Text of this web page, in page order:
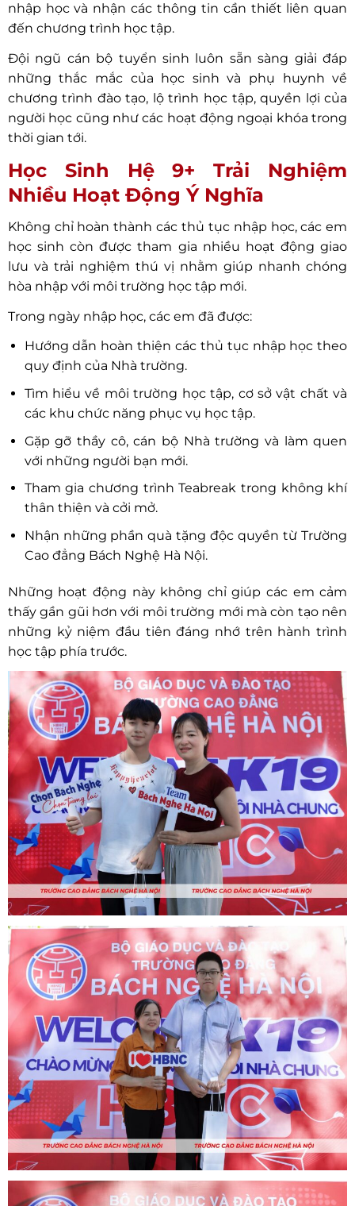
nhập học và nhận các thông tin cần thiết liên quan
đến chương trình học tập.
Đội ngũ cán bộ tuyển sinh luôn sẵn sàng giải đáp
những thắc mắc của học sinh và phụ huynh về
chương trình đào tạo, lộ trình học tập, quyền lợi của
người học cũng như các hoạt động ngoại khóa trong
thời gian tới.
Học Sinh Hệ 9+ Trải Nghiệm
Nhiều Hoạt Động Ý Nghĩa
Không chỉ hoàn thành các thủ tục nhập học, các em
học sinh còn được tham gia nhiều hoạt động giao
lưu và trải nghiệm thú vị nhằm giúp nhanh chóng
hòa nhập với môi trường học tập mới.
Trong ngày nhập học, các em đã được:
Hướng dẫn hoàn thiện các thủ tục nhập học theo
quy định của Nhà trường.
Tìm hiểu về môi trường học tập, cơ sở vật chất và
các khu chức năng phục vụ học tập.
Gặp gỡ thầy cô, cán bộ Nhà trường và làm quen
với những người bạn mới.
Tham gia chương trình Teabreak trong không khí
thân thiện và cởi mở.
Nhận những phần quà tặng độc quyền từ Trường
Cao đẳng Bách Nghệ Hà Nội.
Những hoạt động này không chỉ giúp các em cảm
thấy gần gũi hơn với môi trường mới mà còn tạo nên
những kỷ niệm đầu tiên đáng nhớ trên hành trình
học tập phía trước.